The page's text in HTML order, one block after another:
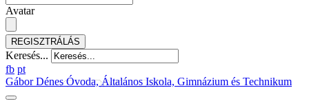
Avatar
REGISZTRÁLÁS
Keresés...
fb pt
Gábor Dénes Óvoda, Általános Iskola, Gimnázium és Technikum